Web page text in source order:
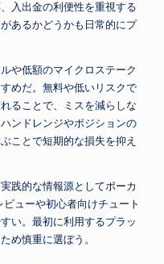
入出金の利便性を重視する
あるかどうかも日常的にプ
や低額のマイクロステーク
めだ。無料や低いリスクで
ることで、ミスを減らしな
ンドレンジやポジションの
ことで短期的な損失を抑え
践的な情報源としてポーカ
ューや初心者向けチュート
い。最初に利用するプラッ
め慎重に選ぼう。